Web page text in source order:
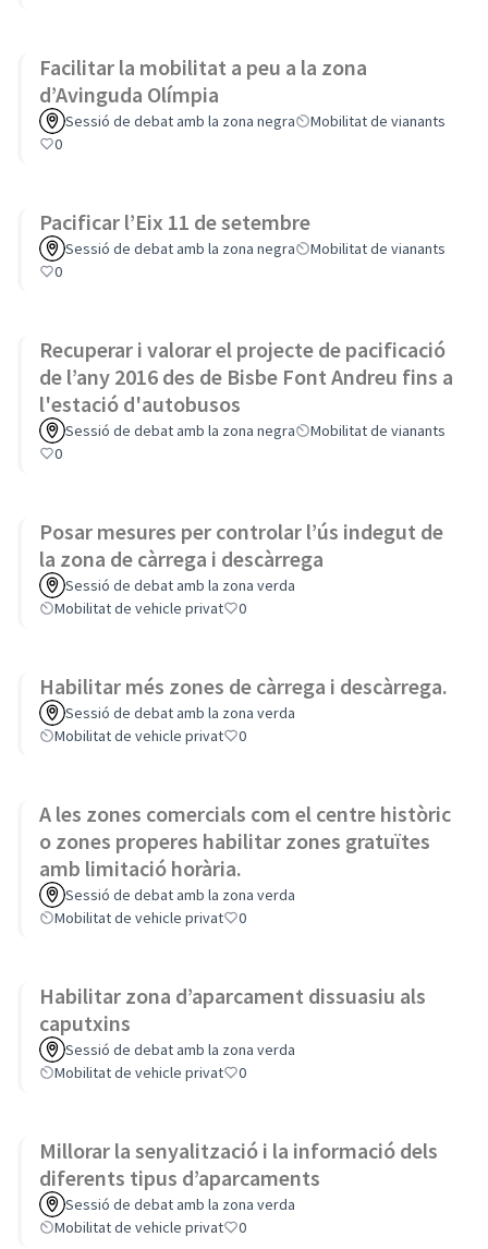
Facilitar la mobilitat a peu a la zona
d’Avinguda Olímpia
Sessió de debat amb la zona negra
Mobilitat de vianants
0
Pacificar l’Eix 11 de setembre
Sessió de debat amb la zona negra
Mobilitat de vianants
0
Recuperar i valorar el projecte de pacificació
de l’any 2016 des de Bisbe Font Andreu fins a
l'estació d'autobusos
Sessió de debat amb la zona negra
Mobilitat de vianants
0
Posar mesures per controlar l’ús indegut de
la zona de càrrega i descàrrega
Sessió de debat amb la zona verda
Mobilitat de vehicle privat
0
Habilitar més zones de càrrega i descàrrega.
Sessió de debat amb la zona verda
Mobilitat de vehicle privat
0
A les zones comercials com el centre històric
o zones properes habilitar zones gratuïtes
amb limitació horària.
Sessió de debat amb la zona verda
Mobilitat de vehicle privat
0
Habilitar zona d’aparcament dissuasiu als
caputxins
Sessió de debat amb la zona verda
Mobilitat de vehicle privat
0
Millorar la senyalització i la informació dels
diferents tipus d’aparcaments
Sessió de debat amb la zona verda
Mobilitat de vehicle privat
0